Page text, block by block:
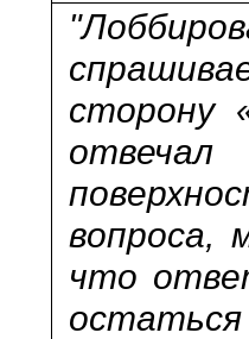
сторону
вопроса,
что
остаться